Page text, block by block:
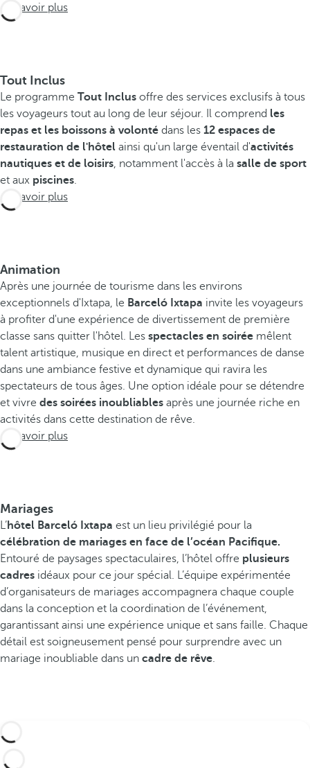
En savoir plus
Tout Inclus
Le programme Tout Inclus offre des services exclusifs à tous
les voyageurs tout au long de leur séjour. Il comprend les
repas et les boissons à volonté dans les 12 espaces de
restauration de l'hôtel ainsi qu'un large éventail d'activités
nautiques et de loisirs , notamment l'accès à la salle de sport
et aux piscines
En savoir plus
Animation
Après une journée de tourisme dans les environs
exceptionnels d'Ixtapa, le Barceló Ixtapa invite les voyageurs
à profiter d'une expérience de divertissement de première
classe sans quitter l'hôtel. Les spectacles en soirée mêlent
talent artistique, musique en direct et performances de danse
dans une ambiance festive et dynamique qui ravira les
spectateurs de tous âges. Une option idéale pour se détendre
et vivre des soirées inoubliables après une journée riche en
activités dans cette destination de rêve.
En savoir plus
Mariages
L’hôtel Barceló Ixtapa est un lieu privilégié pour la
célébration de mariages en face de l’océan Pacifique.
Entouré de paysages spectaculaires, l’hôtel offre plusieurs
cadres idéaux pour ce jour spécial. L’équipe expérimentée
d’organisateurs de mariages accompagnera chaque couple
dans la conception et la coordination de l’événement,
garantissant ainsi une expérience unique et sans faille. Chaque
détail est soigneusement pensé pour surprendre avec un
mariage inoubliable dans un cadre de rêve